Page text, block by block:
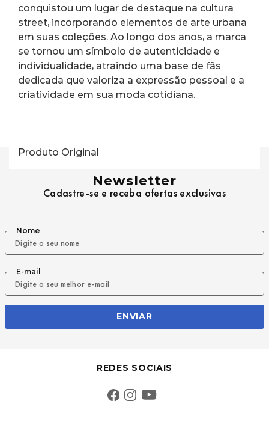
conquistou um lugar de destaque na cultura
street, incorporando elementos de arte urbana
em suas coleções. Ao longo dos anos, a marca
se tornou um símbolo de autenticidade e
individualidade, atraindo uma base de fãs
dedicada que valoriza a expressão pessoal e a
criatividade em sua moda cotidiana.
Produto Original
Newsletter
Cadastre-se e receba ofertas exclusivas
Nome
E-mail
ENVIAR
REDES SOCIAIS